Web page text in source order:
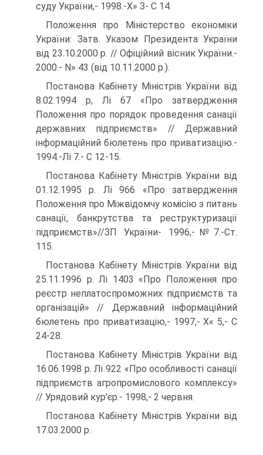
суду України,- 1998.-Х» З- С 14.
Положення про Міністерство економіки
України: Затв. Указом Президента України
від 23.10.2000 р. // Офіційний вісник України.-
2000.- N» 43 (від 10.11.2000 p.).
Постанова Кабінету Міністрів України від
8.02.1994 р, Лі 67 «Про затвердження
Положення про порядок проведення санації
державних підприємств» // Державний
інформаційний бюлетень про приватизацію.-
1994.-Лі 7.- С 12-15.
Постанова Кабінету Міністрів України від
01.12.1995 р. Лі 966 «Про затвердження
Положення про Міжвідомчу комісію з питань
санації, банкрутства та реструктуризації
підприємств»//ЗП України- 1996,-№7.-Ст.
115.
Постанова Кабінету Міністрів України від
25.11.1996 р. Лі 1403 «Про Положення про
реєстр неплатоспроможних підприємств та
організацій» // Державний інформаційний
бюлетень про приватизацію,- 1997,- Х« 5,- С
24-28.
Постанова Кабінету Міністрів України від
16.06.1998 р. Лі 922 «Про особливості санації
підприємств агропромислового комплексу»
// Урядовий кур'єр.- 1998,- 2 червня.
Постанова Кабінету Міністрів України від
17.03.2000 р.